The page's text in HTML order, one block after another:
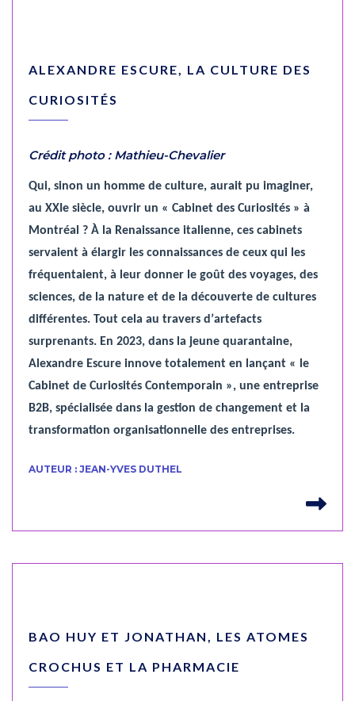
ALEXANDRE ESCURE, LA CULTURE DES
CURIOSITÉS
Crédit photo : Mathieu-Chevalier
Qui, sinon un homme de culture, aurait pu imaginer,
au XXIe siècle, ouvrir un « Cabinet des Curiosités » à
Montréal ? À la Renaissance italienne, ces cabinets
servaient à élargir les connaissances de ceux qui les
fréquentaient, à leur donner le goût des voyages, des
sciences, de la nature et de la découverte de cultures
différentes. Tout cela au travers d ’artefacts
surprenants. En 2023, dans la jeune quarantaine,
Alexandre Escure innove totalement en lançant «
le
Cabinet de Curiosités Contemporain », une entreprise
B2B, spécialisée dans la gestion de changement et la
transformation organisationnelle des entreprises.
AUTEUR : JEAN-YVES DUTHEL
BAO HUY ET JONATHAN, LES ATOMES
CROCHUS ET LA PHARMACIE